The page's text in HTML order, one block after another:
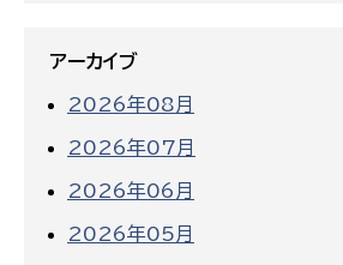
アーカイブ
2026年08月
2026年07月
2026年06月
2026年05月